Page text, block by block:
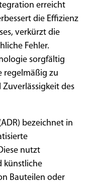
erreicht
die Effizienz
verkürzt die
Fehler.
sorgfältig
regelmäßig zu
des
bezeichnet in
nutzt
künstliche
Bauteilen oder